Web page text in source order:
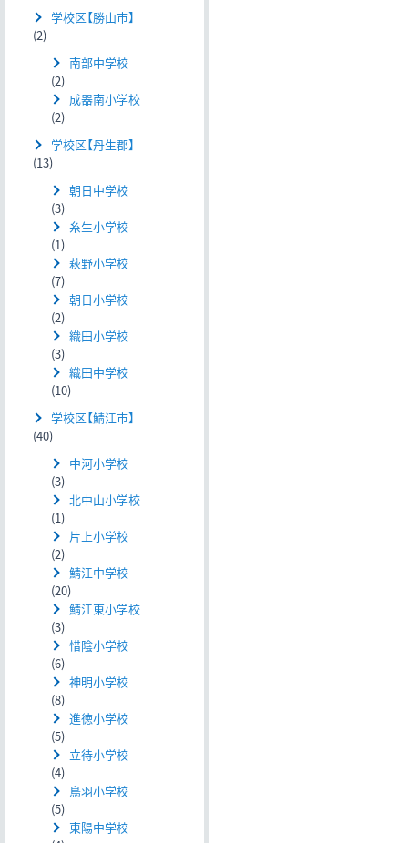
学校区【勝山市】
(2)
南部中学校
(2)
成器南小学校
(2)
学校区【丹生郡】
(13)
朝日中学校
(3)
糸生小学校
(1)
萩野小学校
(7)
朝日小学校
(2)
織田小学校
(3)
織田中学校
(10)
学校区【鯖江市】
(40)
中河小学校
(3)
北中山小学校
(1)
片上小学校
(2)
鯖江中学校
(20)
鯖江東小学校
(3)
惜陰小学校
(6)
神明小学校
(8)
進徳小学校
(5)
立待小学校
(4)
鳥羽小学校
(5)
東陽中学校